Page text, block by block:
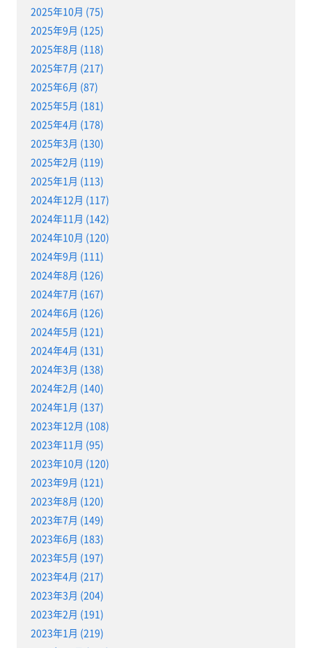
2025年10月 (75)
2025年9月 (125)
2025年8月 (118)
2025年7月 (217)
2025年6月 (87)
2025年5月 (181)
2025年4月 (178)
2025年3月 (130)
2025年2月 (119)
2025年1月 (113)
2024年12月 (117)
2024年11月 (142)
2024年10月 (120)
2024年9月 (111)
2024年8月 (126)
2024年7月 (167)
2024年6月 (126)
2024年5月 (121)
2024年4月 (131)
2024年3月 (138)
2024年2月 (140)
2024年1月 (137)
2023年12月 (108)
2023年11月 (95)
2023年10月 (120)
2023年9月 (121)
2023年8月 (120)
2023年7月 (149)
2023年6月 (183)
2023年5月 (197)
2023年4月 (217)
2023年3月 (204)
2023年2月 (191)
2023年1月 (219)